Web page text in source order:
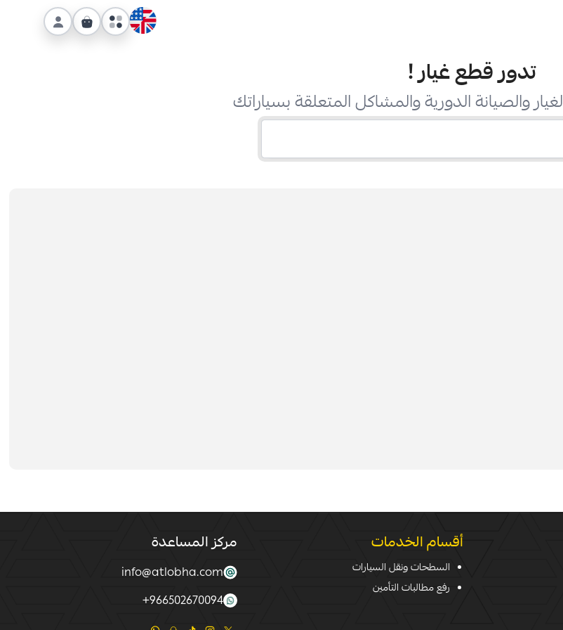
تدور قطع غيار!
والصيانة الدورية والمشاكل المتعلقة بسياراتك
أقسام الخدمات
السطحات ونقل السيارات
رفع مطالبات التأمين
مركز المساعدة
info@atlobha.com
966502670094
+